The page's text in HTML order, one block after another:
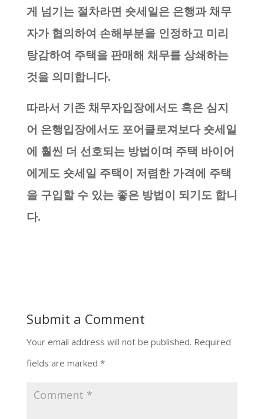
게 넘기는 절차라면 숏세일은 은행과 채무
자가 협의하여 손해부분을 인정하고 미리
탕감하여 주택을 판매해 채무를 상쇄하는
것을 의미합니다.
따라서 기존 채무자입장에서도 혹은 심지
어 은행입장에서도 포어클로져보다 숏세일
에 훨씬 더 선호되는 방법이며 주택 바이어
에게도 숏세일 주택이 저렴한 가격에 주택
을 구입할 수 있는 좋은 방법이 되기도 합니
다.
Submit a Comment
Your email address will not be published. Required
fields are marked *